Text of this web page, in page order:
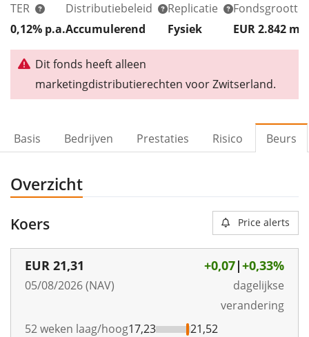
TER
0,12% p.a.
Distributiebeleid
Accumulerend
Replicatie
Fysiek
Fondsgrootte
EUR 2.842 m
Dit fonds heeft alleen
marketingdistributierechten voor Zwitserland.
Basis Bedrijven Prestaties Risico Beurs
Overzicht
Koers Price alerts
EUR 21,31
05/08/2026 (NAV)
+0,07|+0,33%
dagelijkse
verandering
52 weken laag/hoog17,23
21,52